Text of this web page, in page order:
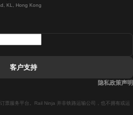
開往拿坡里的列車
KL, Hong Kong
票服务平台。Rail Ninja 并非铁路运输公司，也不拥有或运
客户支持
隐私政策声明